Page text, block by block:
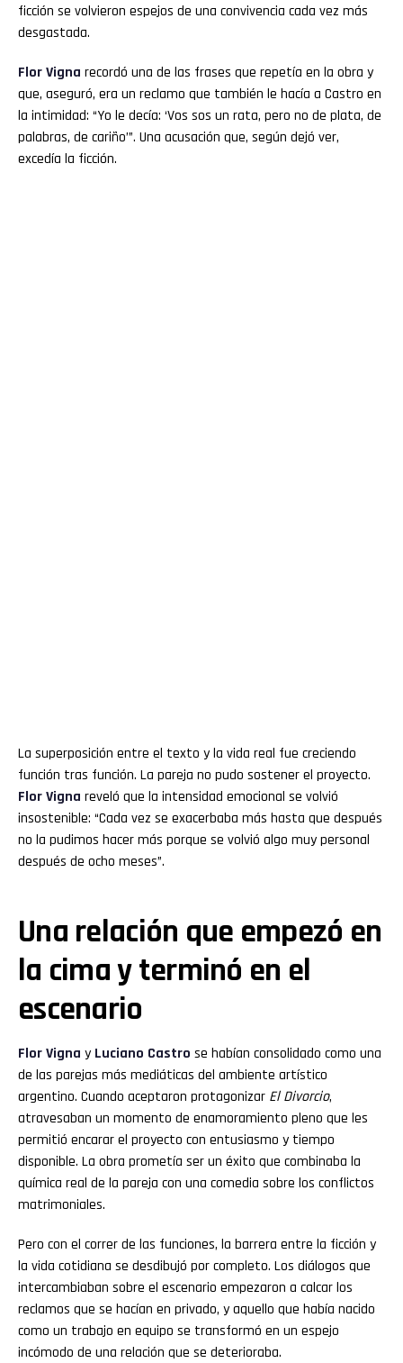
ficción se volvieron espejos de una convivencia cada vez más
desgastada.
FlorVigna recordó una de las frases que repetía en la obra y
que, aseguró, era un reclamo que también le hacía a Castro en
la intimidad: “Yo le decía: ‘Vos sos un rata, pero no de plata, de
palabras, de cariño’”. Una acusación que, según dejó ver,
excedía la ficción.
La superposición entre el texto y la vida real fue creciendo
función tras función. La pareja no pudo sostener el proyecto.
FlorVigna reveló que la intensidad emocional se volvió
insostenible: “Cada vez se exacerbaba más hasta que después
no la pudimos hacer más porque se volvió algo muy personal
después de ocho meses”.
Una relación que empezó en
la cima y terminó en el
escenario
FlorVigna y Luciano Castro se habían consolidado como una
de las parejas más mediáticas del ambiente artístico
argentino. Cuando aceptaron protagonizar El Divorcio,
atravesaban un momento de enamoramiento pleno que les
permitió encarar el proyecto con entusiasmo y tiempo
disponible. La obra prometía ser un éxito que combinaba la
química real de la pareja con una comedia sobre los conflictos
matrimoniales.
Pero con el correr de las funciones, la barrera entre la ficción y
la vida cotidiana se desdibujó por completo. Los diálogos que
intercambiaban sobre el escenario empezaron a calcar los
reclamos que se hacían en privado, y aquello que había nacido
como un trabajo en equipo se transformó en un espejo
incómodo de una relación que se deterioraba.